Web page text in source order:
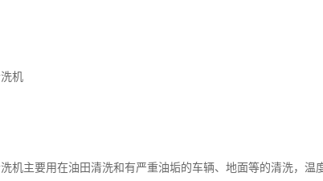
机
机主要用在油田清洗和有严重油垢的车辆、地面等的清洗，温